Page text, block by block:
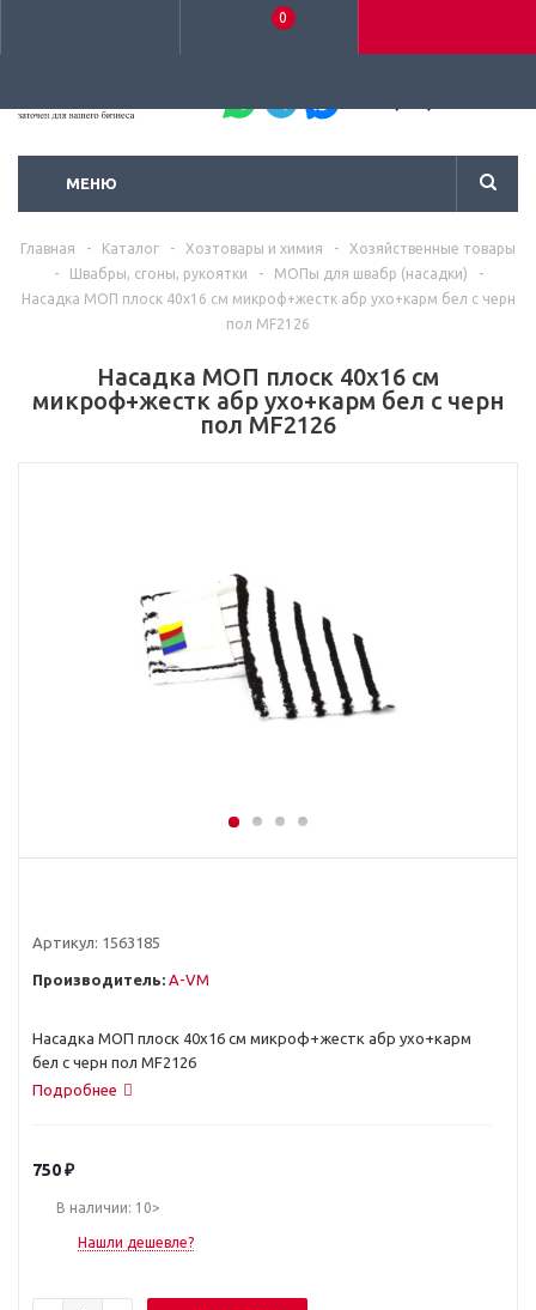
0
МЕНЮ
Главная - Каталог - Хозтовары и химия -
Хозяйственные товары
-
Швабры, сгоны, рукоятки - МОПы для швабр (насадки)
-
Насадка МОП плоск 40х16 см микроф+жестк абр ухо+карм бел с черн
пол MF2126
Насадка МОП плоск 40х16 см
микроф+жестк абр ухо+карм бел с черн
пол MF2126
Артикул: 1563185
Производитель: A-VM
Насадка МОП плоск 40х16 см микроф+жестк абр ухо+карм
бел с черн пол MF2126
Подробнее
750₽
В наличии: 10>
Нашли дешевле?